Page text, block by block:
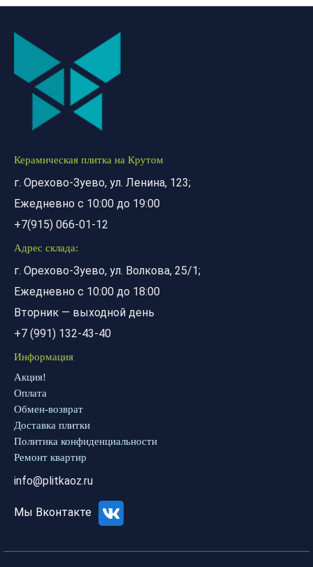
Керамическая плитка на Крутом
г. Орехово-Зуево, ул. Ленина, 123;
Ежедневно с 10:00 до 19:00
+7(915) 066-01-12
Адрес склада:
г. Орехово-Зуево, ул. Волкова, 25/1;
Ежедневно с 10:00 до 18:00
Вторник — выходной день
+7 (991) 132-43-40
Информация
Акция!
Оплата
Обмен-возврат
Доставка плитки
Политика конфиденциальности
Ремонт квартир
info@plitkaoz.ru
Мы Вконтакте